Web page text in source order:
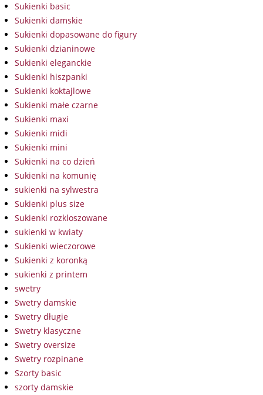
Sukienki basic
Sukienki damskie
Sukienki dopasowane do figury
Sukienki dzianinowe
Sukienki eleganckie
Sukienki hiszpanki
Sukienki koktajlowe
Sukienki małe czarne
Sukienki maxi
Sukienki midi
Sukienki mini
Sukienki na co dzień
Sukienki na komunię
sukienki na sylwestra
Sukienki plus size
Sukienki rozkloszowane
sukienki w kwiaty
Sukienki wieczorowe
Sukienki z koronką
sukienki z printem
swetry
Swetry damskie
Swetry długie
Swetry klasyczne
Swetry oversize
Swetry rozpinane
Szorty basic
szorty damskie